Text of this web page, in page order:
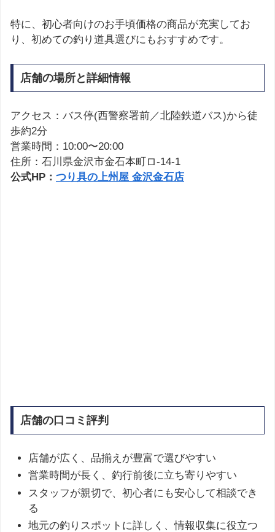
特に、初心者向けのお手頃価格の商品が充実してお
り、初めての釣り道具選びにもおすすめです。
店舗の場所と詳細情報
アクセス：バス停(西警察署前／北陸鉄道バス)から徒
歩約2分
営業時間：10:00〜20:00
住所：石川県金沢市金石本町ロ-14-1
公式HP： つり具の上州屋 金沢金石店
店舗の口コミ評判
店舗が広く、品揃えが豊富で選びやすい
営業時間が長く、釣行前後に立ち寄りやすい
スタッフが親切で、初心者にも安心して相談でき
る
地元の釣りスポットに詳しく、情報収集に役立つ